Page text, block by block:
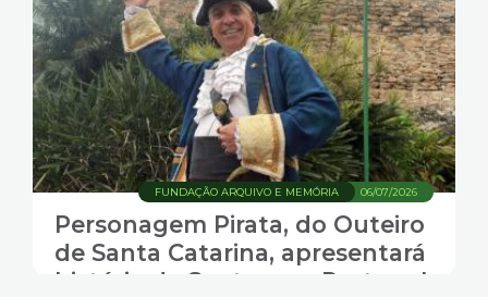
06/07/2026
FUNDAÇÃO ARQUIVO E MEMÓRIA
Personagem Pirata, do Outeiro
de Santa Catarina, apresentará
história de Santos em Portugal